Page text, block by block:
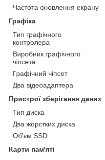
Частота оновлення екрану
Графіка
Тип графічного
контролера
Виробник графічного
чіпсета
Графічний чіпсет
Два відеоадаптера
Пристрої зберігання даних
Тип диска
Два жорстких диска
Об'єм SSD
Карти пам'яті